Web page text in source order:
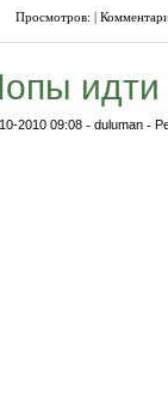
Просмотров: |
идти
2010 09:08 -duluman -